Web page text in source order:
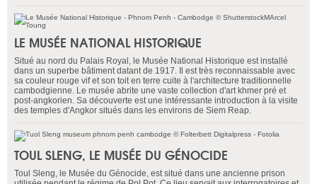
LE MUSÉE NATIONAL HISTORIQUE
Situé au nord du Palais Royal, le Musée National Historique est installé
dans un superbe bâtiment datant de 1917. Il est très reconnaissable avec
sa couleur rouge vif et son toit en terre cuite à l'architecture traditionnelle
cambodgienne. Le musée abrite une vaste collection d'art khmer pré et
post-angkorien. Sa découverte est une intéressante introduction à la visite
des temples d'Angkor situés dans les environs de Siem Reap.
TOUL SLENG, LE MUSÉE DU GÉNOCIDE
Toul Sleng, le Musée du Génocide, est situé dans une ancienne prison